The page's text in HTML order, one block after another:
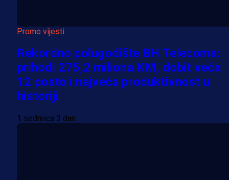
Promo vijesti
Rekordno polugodište BH Telecoma:
prihodi 275,2 miliona KM, dobit veća
12 posto i najveća produktivnost u
historiji
1 sedmica 3 dan